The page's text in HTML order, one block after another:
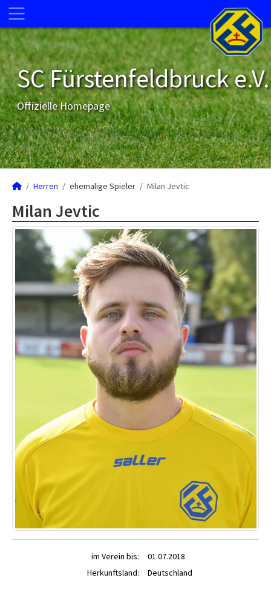
SC Fürstenfeldbruck e.V.
Offizielle Homepage
Herren ehemalige Spieler Milan Jevtic
Milan Jevtic
im Verein bis:
01.07.2018
Herkunftsland:
Deutschland